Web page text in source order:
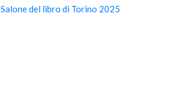
Salone del libro di Torino 2025